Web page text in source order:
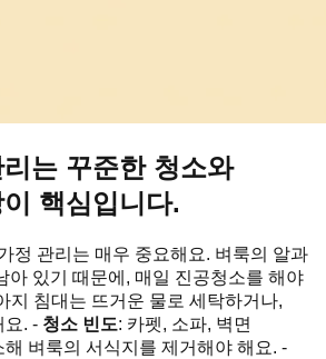
는 꾸준한 청소와
핵심입니다.
정 관리는 매우 중요해요. 벼룩의 알과
아 있기 때문에, 매일 진공청소를 해야
지 침대는 뜨거운 물로 세탁하거나,
요. - 청소 빈도: 카펫, 소파, 벽면
벼룩의 서식지를 제거해야 해요. -